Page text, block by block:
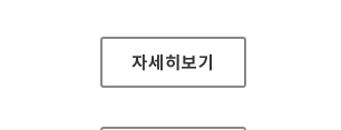
BYC 대표 홈페이지
자세히보기